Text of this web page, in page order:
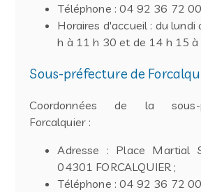
Téléphone : 04 92 36 72
Horaires d'accueil : du lundi
h à 11 h 30 et de 14 h 15 à
Sous-préfecture de
Coordonnées de la sous-
Forcalquier :
Adresse : Place Martial
04301 FORCALQUIER ;
Téléphone : 04 92 36 72